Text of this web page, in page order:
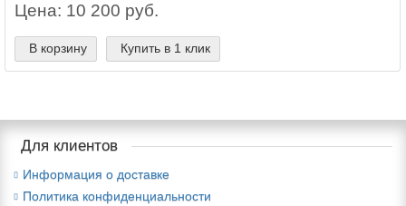
Цена: 10 200 руб.
В корзину Купить в 1 клик
Для клиентов
Информация о доставке
Политика конфиденциальности